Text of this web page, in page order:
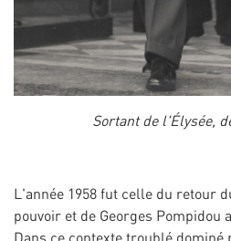
Sortant de l'Élysée,
L'année 1958 fut celle du retour
pouvoir et de Georges Pompidou
Dans ce contexte troublé dominé